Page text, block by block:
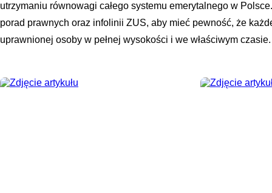
utrzymaniu równowagi całego systemu emerytalnego w
porad prawnych oraz infolinii ZUS, aby mieć pewność, że
uprawnionej osoby w pełnej wysokości i we właściwym czasie.